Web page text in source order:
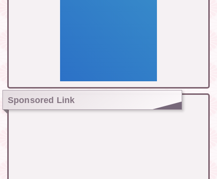
Sponsored Link